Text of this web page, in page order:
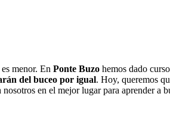
menor. En Ponte Buzo hemos dado
del buceo por igual. Hoy, queremos
en el mejor lugar para aprender a